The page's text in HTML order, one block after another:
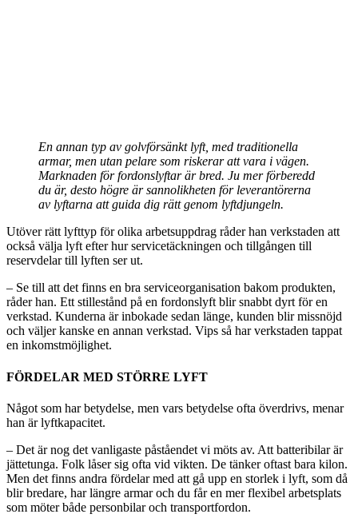
En annan typ av golvförsänkt lyft, med traditionella
armar, men utan pelare som riskerar att vara i vägen.
Marknaden för fordonslyftar är bred. Ju mer förberedd
du är, desto högre är sannolikheten för leverantörerna
av lyftarna att guida dig rätt genom lyftdjungeln.
Utöver rätt lyfttyp för olika arbetsuppdrag råder han verkstaden att
också välja lyft efter hur servicetäckningen och tillgången till
reservdelar till lyften ser ut.
– Se till att det finns en bra serviceorganisation bakom produkten,
råder han. Ett stillestånd på en fordonslyft blir snabbt dyrt för en
verkstad. Kunderna är inbokade sedan länge, kunden blir missnöjd
och väljer kanske en annan verkstad. Vips så har verkstaden tappat
en inkomstmöjlighet.
FÖRDELAR MED STÖRRE LYFT
Något som har betydelse, men vars betydelse ofta överdrivs, menar
han är lyftkapacitet.
– Det är nog det vanligaste påståendet vi möts av. Att batteribilar är
jättetunga. Folk låser sig ofta vid vikten. De tänker oftast bara kilon.
Men det finns andra fördelar med att gå upp en storlek i lyft, som då
blir bredare, har längre armar och du får en mer flexibel arbetsplats
som möter både personbilar och transportfordon.